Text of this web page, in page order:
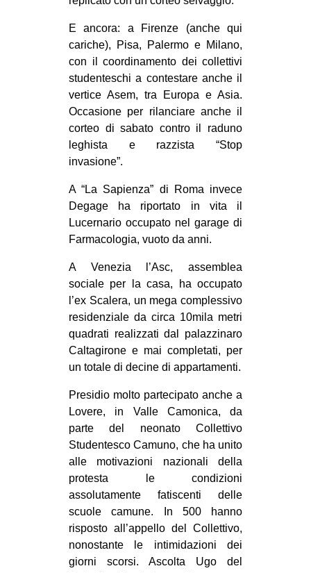
E ancora: a Firenze (anche qui
cariche), Pisa, Palermo e Milano,
con il coordinamento dei collettivi
studenteschi a contestare anche il
vertice Asem, tra Europa e Asia.
Occasione per rilanciare anche il
corteo di sabato contro il raduno
leghista e razzista “Stop
invasione”.
A “La Sapienza” di Roma invece
Degage ha riportato in vita il
Lucernario occupato nel garage di
Farmacologia, vuoto da anni.
A Venezia l’Asc, assemblea
sociale per la casa, ha occupato
l’ex Scalera, un mega complessivo
residenziale da circa 10mila metri
quadrati realizzati dal palazzinaro
Caltagirone e mai completati, per
un totale di decine di appartamenti.
Presidio molto partecipato anche a
Lovere, in Valle Camonica, da
parte del neonato Collettivo
Studentesco Camuno, che ha unito
alle motivazioni nazionali della
protesta le condizioni
assolutamente fatiscenti delle
scuole camune. In 500 hanno
risposto all’appello del Collettivo,
nonostante le intimidazioni dei
giorni scorsi. Ascolta Ugo del